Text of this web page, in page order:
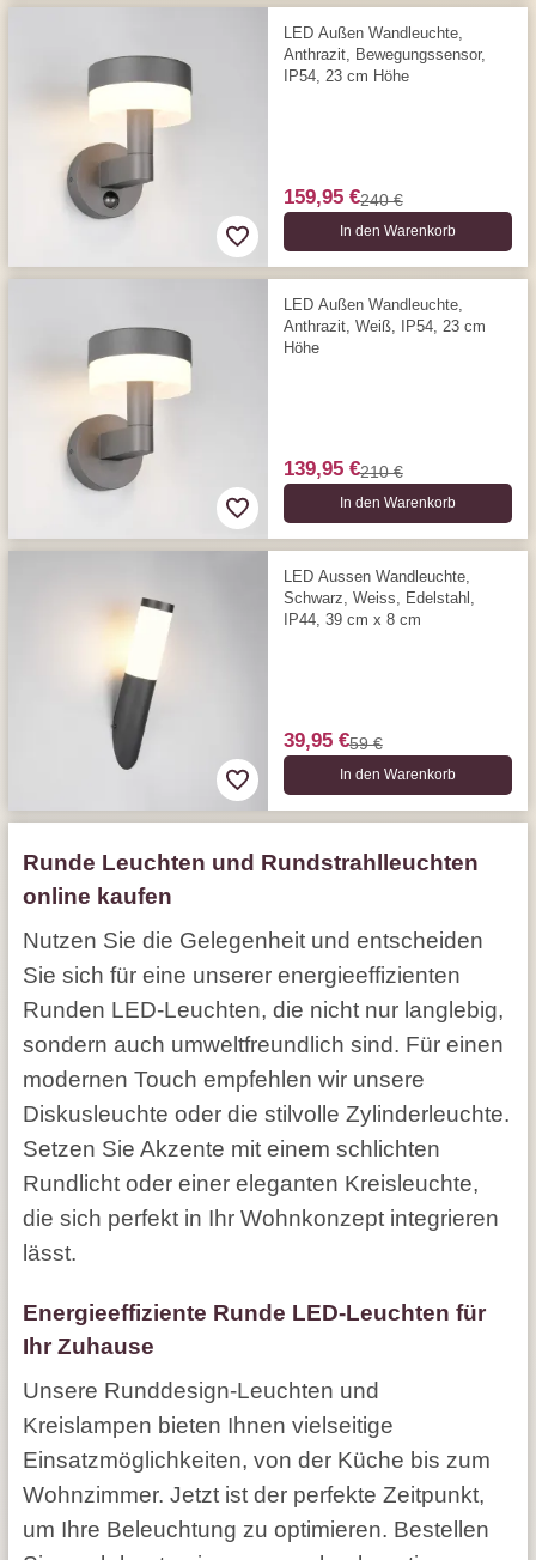
LED Außen Wandleuchte,
Anthrazit, Bewegungssensor,
IP54, 23 cm Höhe
159,95 €240 €
In den Warenkorb
LED Außen Wandleuchte,
Anthrazit, Weiß, IP54, 23 cm
Höhe
139,95 €210 €
In den Warenkorb
LED Aussen Wandleuchte,
Schwarz, Weiss, Edelstahl,
IP44, 39 cm x 8 cm
39,95 €59 €
In den Warenkorb
Runde Leuchten und Rundstrahlleuchten
online kaufen
Nutzen Sie die Gelegenheit und entscheiden
Sie sich für eine unserer energieeffizienten
Runden LED-Leuchten, die nicht nur langlebig,
sondern auch umweltfreundlich sind. Für einen
modernen Touch empfehlen wir unsere
Diskusleuchte oder die stilvolle Zylinderleuchte.
Setzen Sie Akzente mit einem schlichten
Rundlicht oder einer eleganten Kreisleuchte,
die sich perfekt in Ihr Wohnkonzept integrieren
lässt.
Energieeffiziente Runde LED-Leuchten für
Ihr Zuhause
Unsere Runddesign-Leuchten und
Kreislampen bieten Ihnen vielseitige
Einsatzmöglichkeiten, von der Küche bis zum
Wohnzimmer. Jetzt ist der perfekte Zeitpunkt,
um Ihre Beleuchtung zu optimieren. Bestellen